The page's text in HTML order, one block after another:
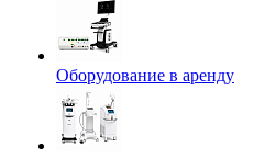
Оборудование в аренду